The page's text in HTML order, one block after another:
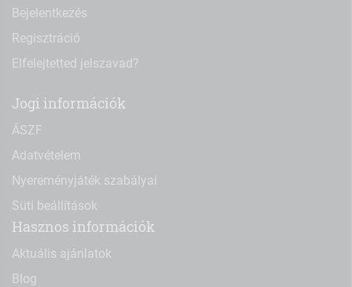
Bejelentkezés
Regisztráció
Elfelejtetted jelszavad?
Jogi információk
ÁSZF
Adatvételem
Nyereményjáték szabályai
Süti beállítások
Hasznos információk
Aktuális ajánlatok
Blog